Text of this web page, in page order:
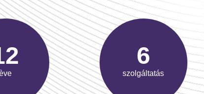
9
szolgáltatás